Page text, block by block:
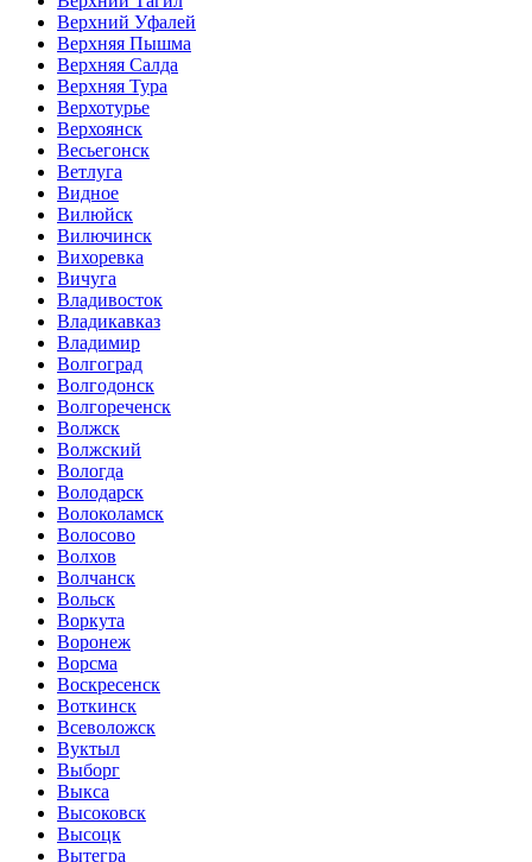
Верхний Уфалей
Верхняя Пышма
Верхняя Салда
Верхняя Тура
Верхотурье
Верхоянск
Весьегонск
Ветлуга
Видное
Вилюйск
Вилючинск
Вихоревка
Вичуга
Владивосток
Владикавказ
Владимир
Волгоград
Волгодонск
Волгореченск
Волжск
Волжский
Вологда
Володарск
Волоколамск
Волосово
Волхов
Волчанск
Вольск
Воркута
Воронеж
Ворсма
Воскресенск
Воткинск
Всеволожск
Вуктыл
Выборг
Выкса
Высоковск
Высоцк
Вытегра